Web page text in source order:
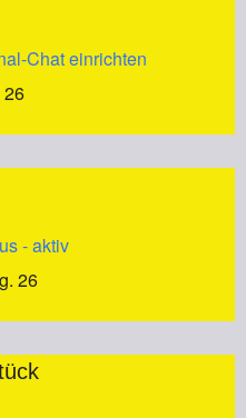
Chat einrichten
26
- aktiv
26